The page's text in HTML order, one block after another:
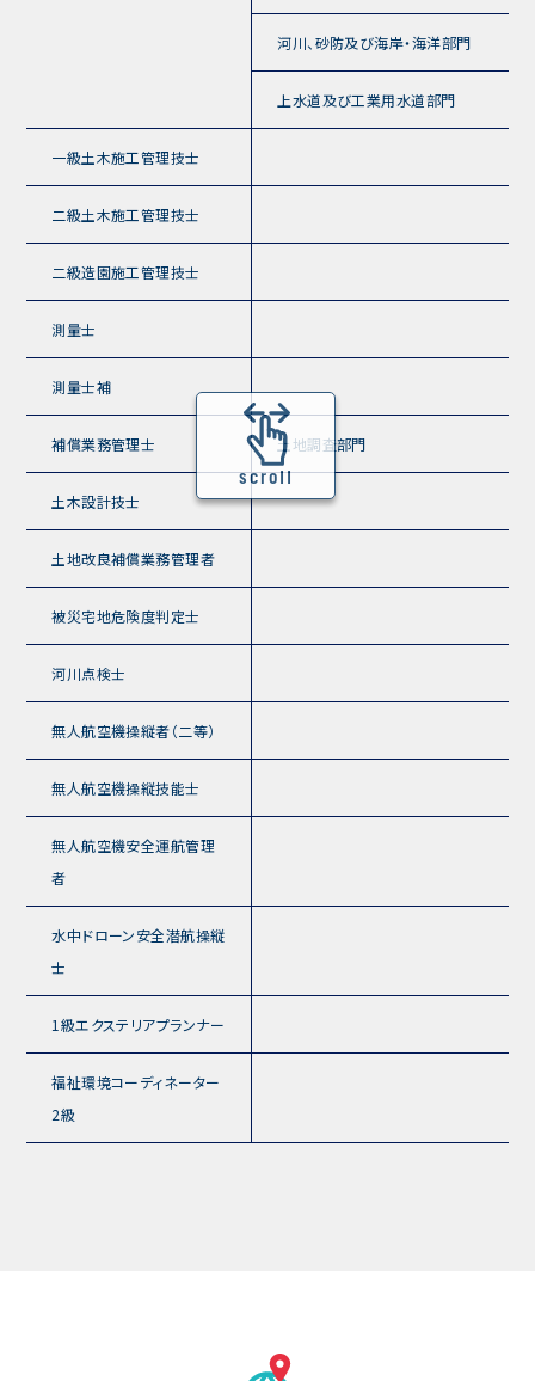
河川、砂防及び海岸・海洋部門
上水道及び工業用水道部門
一級土木施工管理技士
二級土木施工管理技士
二級造園施工管理技士
測量士
測量士補
補償業務管理士 土地調査部門
土木設計技士
土地改良補償業務管理者
被災宅地危険度判定士
河川点検士
無人航空機操縦者（二等）
無人航空機操縦技能士
無人航空機安全運航管理
者
水中ドローン安全潜航操縦
士
1級エクステリアプランナー
福祉環境コーディネーター
2級
scroll